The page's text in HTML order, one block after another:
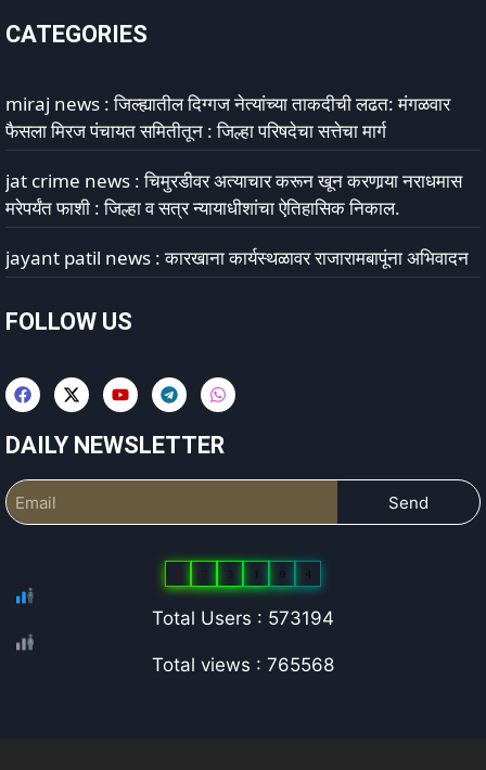
CATEGORIES
miraj news : जिल्ह्यातील दिग्गज नेत्यांच्या ताकदीची लढत: मंगळवार
फैसला मिरज पंचायत समितीतून : जिल्हा परिषदेचा सत्तेचा मार्ग
jat crime news : चिमुरडीवर अत्याचार करून खून करणार्‍या नराधमास
मरेपर्यंत फाशी : जिल्हा व सत्र न्यायाधीशांचा ऐतिहासिक निकाल.
jayant patil news : कारखाना कार्यस्थळावर राजारामबापूंना अभिवादन
FOLLOW US
DAILY NEWSLETTER
Send
5 1 9 4
Total Users : 573194
Total views : 765568